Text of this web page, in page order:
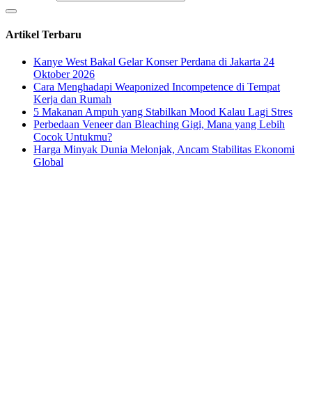
Artikel Terbaru
Kanye West Bakal Gelar Konser Perdana di Jakarta 24
Oktober 2026
Cara Menghadapi Weaponized Incompetence di Tempat
Kerja dan Rumah
5 Makanan Ampuh yang Stabilkan Mood Kalau Lagi Stres
Perbedaan Veneer dan Bleaching Gigi, Mana yang Lebih
Cocok Untukmu?
Harga Minyak Dunia Melonjak, Ancam Stabilitas Ekonomi
Global